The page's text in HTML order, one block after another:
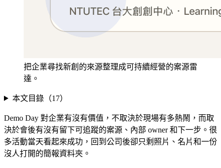
把企業尋找新創的來源整理成可持續經營的案源雷
達。
本文目錄（17）
Demo Day 對企業有沒有價值，不取決於現場有多熱鬧，而取
決於會後有沒有留下可追蹤的案源、內部 owner 和下一步。很
多活動當天看起來成功，回到公司後卻只剩照片、名片和一份
沒人打開的簡報資料夾。